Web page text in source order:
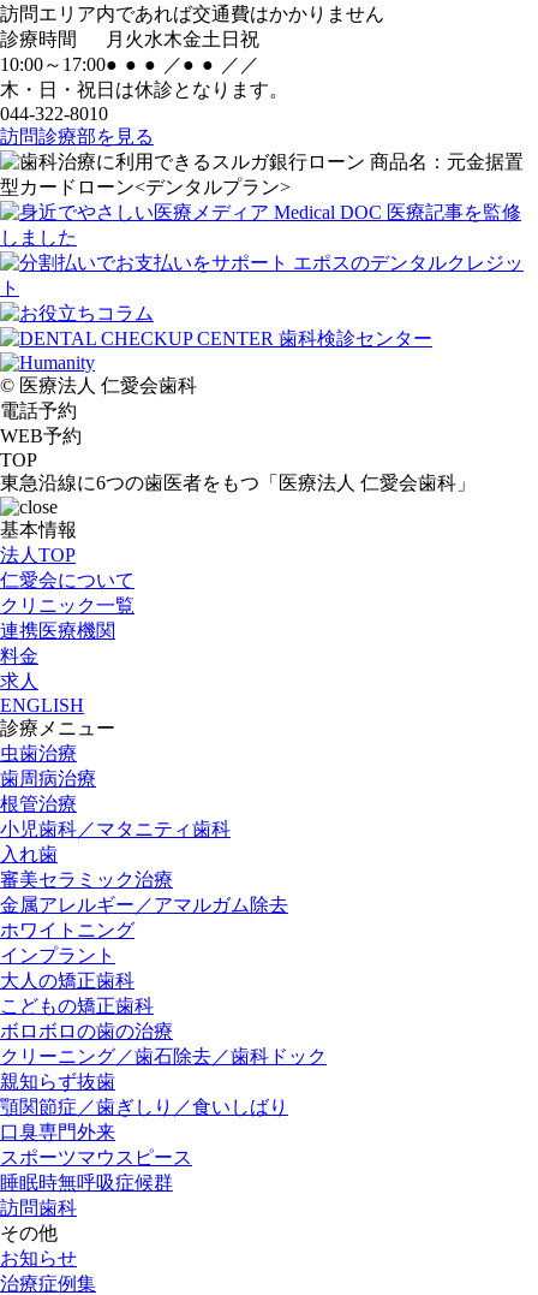
訪問エリア内であれば交通費はかかりません
診療時間
月 火水木金土 日 祝
10:00～17:00● ● ● ／● ● ／ ／
木・日・祝日は休診となります。
044-322-8010
訪問診療部を見る
© 医療法人 仁愛会歯科
電話予約
WEB予約
TOP
東急沿線に6つの歯医者をもつ「医療法人 仁愛会歯科」
基本情報
法人TOP
仁愛会について
クリニック一覧
連携医療機関
料金
求人
ENGLISH
診療メニュー
虫歯治療
歯周病治療
根管治療
小児歯科／マタニティ歯科
入れ歯
審美セラミック治療
金属アレルギー／アマルガム除去
ホワイトニング
インプラント
大人の矯正歯科
こどもの矯正歯科
ボロボロの歯の治療
クリーニング／歯石除去／歯科ドック
親知らず抜歯
顎関節症／歯ぎしり／食いしばり
口臭専門外来
スポーツマウスピース
睡眠時無呼吸症候群
訪問歯科
その他
お知らせ
治療症例集